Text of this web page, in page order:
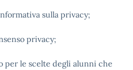
sulla privacy;
privacy;
per le scelte degli alunni che